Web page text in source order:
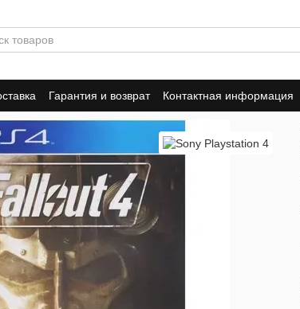
Гарантия и возврат Контактная информация